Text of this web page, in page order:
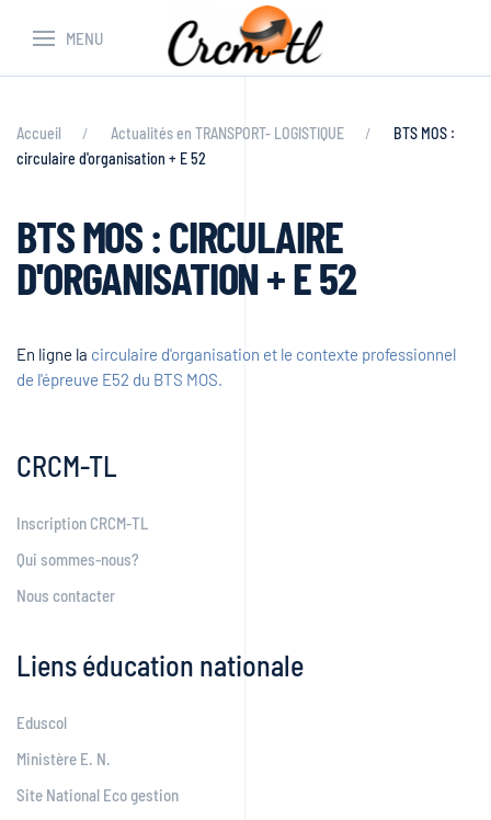
MENU
Accueil Actualités en TRANSPORT- LOGISTIQUE
BTS MOS :
circulaire d'organisation + E 52
BTS MOS : CIRCULAIRE
D'ORGANISATION + E 52
En ligne la circulaire d'organisation et le contexte professionnel
de l'épreuve E52 du BTS MOS.
CRCM-TL
Inscription CRCM-TL
Qui sommes-nous?
Nous contacter
Liens éducation nationale
Eduscol
Ministère E. N.
Site National Eco gestion